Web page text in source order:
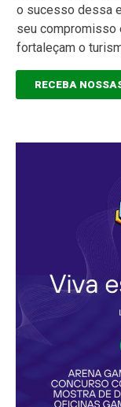
o sucesso dessa
seu compromisso
fortaleçam o
RECEBA